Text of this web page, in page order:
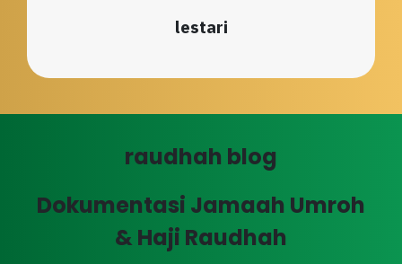
lestari
raudhah blog
Dokumentasi Jamaah Umroh
& Haji Raudhah